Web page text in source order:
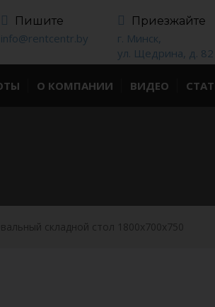
Пишите
info@rentcentr.by
Приезжайте
г. Минск,
ул. Щедрина, д. 82
О КОМПАНИИ ВИДЕО
складной стол 1800x700x750